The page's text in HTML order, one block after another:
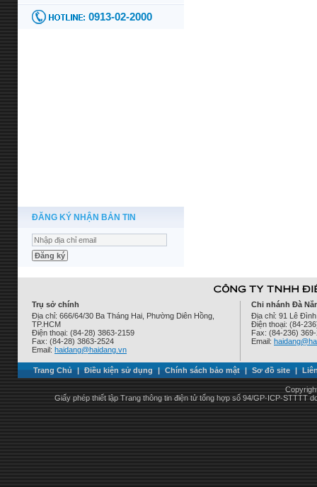
ĐĂNG KÝ NHẬN BẢN TIN
Trụ sở chính
Địa chỉ: 666/64/30 Ba Tháng Hai, Phường Diên Hồng,
TP.HCM
Điện thoại: (84-28) 3863-2159
Fax: (84-28) 3863-2524
Email: haidang@haidang.vn
Chi nhánh Đà
Địa chỉ: 91 Lê
Điện thoại: (84-
Fax: (84-236)
Email:
Trang Chủ | Điều kiện sử dụng | Chính sách bảo mật | Sơ đồ site |
Giấy phép thiết lập Trang thông tin điện tử tổng hợp số 94/GP-ICP-STTTT